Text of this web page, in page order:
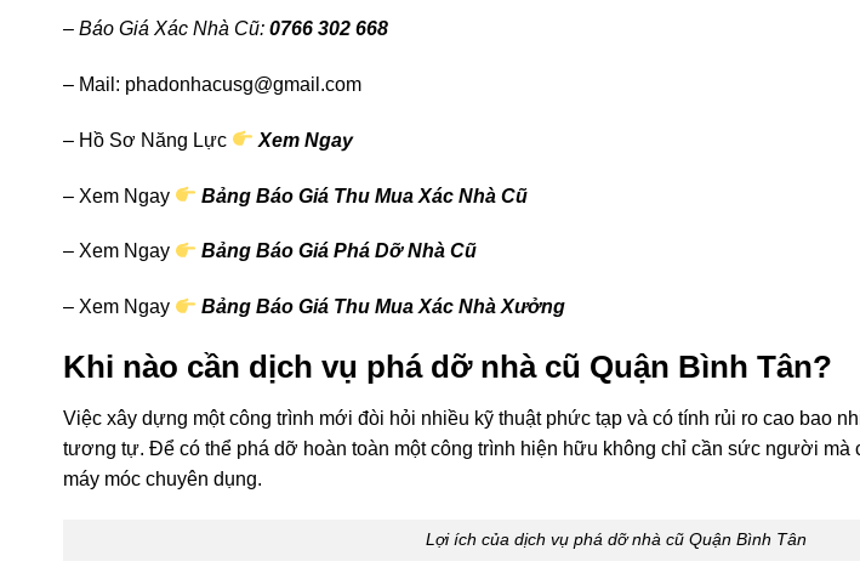
– Báo Giá Xác Nhà Cũ: 0766 302 668
– Mail: phadonhacusg@gmail.com
– Hồ Sơ Năng Lực Xem Ngay
– Xem Ngay Bảng Báo Giá Thu Mua Xác Nhà Cũ
– Xem Ngay Bảng Báo Giá Phá Dỡ Nhà Cũ
– Xem Ngay Bảng Báo Giá Thu Mua Xác Nhà Xưởng
Khi nào cần dịch vụ phá dỡ nhà cũ Quận Bình Tân?
Việc xây dựng một công trình mới đòi hỏi nhiều kỹ thuật phức tạp và có tính rủi ro cao bao
tương tự. Để có thể phá dỡ hoàn toàn một công trình hiện hữu không chỉ cần sức người mà
máy móc chuyên dụng.
Lợi ích của dịch vụ phá dỡ nhà cũ Quận Bình Tân